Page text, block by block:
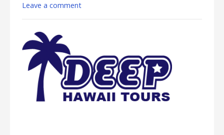
Leave a comment